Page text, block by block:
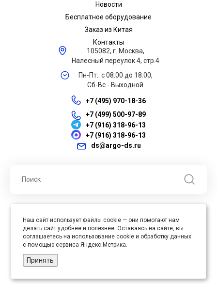
Новости
Бесплатное оборудование
Заказ из Китая
Контакты
105082, г. Москва,
Налесный переулок 4, стр.4
Пн-Пт.: с 08:00 до 18:00,
Сб-Вс - Выходной
+7 (495) 970-18-36
+7 (499) 500-97-89
+7 (916) 318-96-13
+7 (916) 318-96-13
ds@argo-ds.ru
права защищены
Юр. адрес : 105005, г. Москва, ул. Бауманская, д.20, стр. 3
Наш сайт использует файлы cookie — они помогают нам
делать сайт удобнее и полезнее. Оставаясь на сайте, вы
соглашаетесь на использование cookie и обработку данных
с помощью сервиса Яндекс.Метрика.
Принять